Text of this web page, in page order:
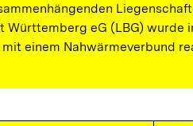
Württemberg eG (LBG) wurde
einem Nahwärmeverbund